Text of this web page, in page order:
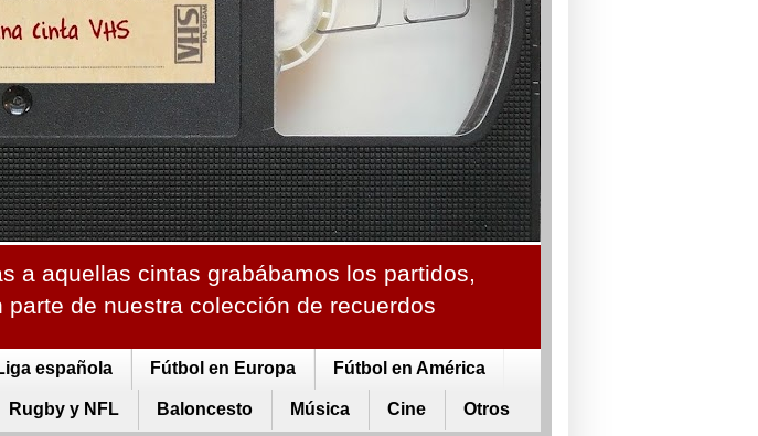
a aquellas cintas grabábamos los partidos,
de nuestra colección de recuerdos
española Fútbol en Europa Fútbol en América
Rugby y NFL Baloncesto Música Cine Otros